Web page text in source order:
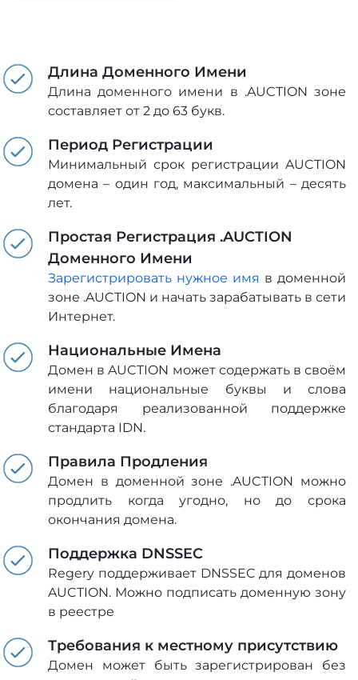
Длина Доменного Имени
Длина доменного имени в .AUCTION зоне
составляет от 2 до 63 букв.
Период Регистрации
Минимальный срок регистрации AUCTION
домена – один год, максимальный – десять
лет.
Простая Регистрация .AUCTION
Доменного Имени
Зарегистрировать нужное имя в доменной
зоне .AUCTION и начать зарабатывать в сети
Интернет.
Национальные Имена
Домен в AUCTION может содержать в своём
имени национальные буквы и слова
благодаря реализованной поддержке
стандарта IDN.
Правила Продления
Домен в доменной зоне .AUCTION можно
продлить когда угодно, но до срока
окончания домена.
Поддержка DNSSEC
Regery поддерживает DNSSEC для доменов
AUCTION. Можно подписать доменную зону
в реестре
Требования к местному присутствию
Домен может быть зарегистрирован без